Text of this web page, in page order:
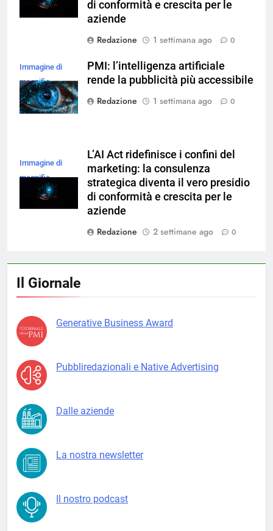
di conformità e crescita per le
aziende
Redazione
1 settimana ago 0
Immagine di
magnific
PMI: l’intelligenza artificiale
rende la pubblicità più accessibile
Redazione
1 settimana ago 0
Immagine di
magnific
L’AI Act ridefinisce i confini del
marketing: la consulenza
strategica diventa il vero presidio
di conformità e crescita per le
aziende
Redazione
2 settimane ago 0
Il Giornale
Generative Business Award
Pubbliredazionali e Native Advertising
Dalle aziende
La nostra newsletter
Il nostro podcast